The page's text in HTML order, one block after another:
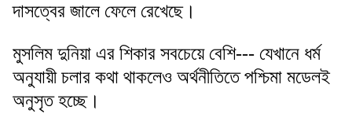
দাসত্বের জালে ফেলে রেখেছে।
মুসলিম দুনিয়া এর শিকার সবচেয়ে বেশি--- যেখানে ধর্ম
অনুযায়ী চলার কথা থাকলেও অর্থনীতিতে পশ্চিমা মডেলই
অনুসৃত হচ্ছে।